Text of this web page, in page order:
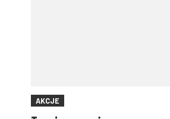
AKCJE